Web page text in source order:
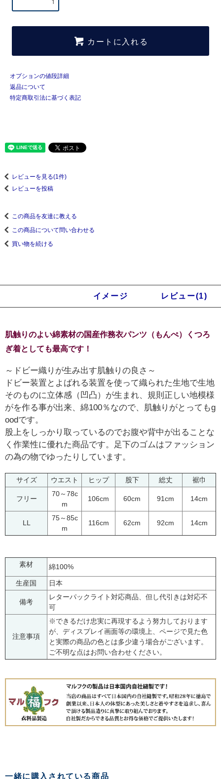
カートに入れる
オプションの値段詳細
返品について
特定商取引法に基づく表記
レビューを見る(1件)
レビューを投稿
この商品を友達に教える
この商品について問い合わせる
買い物を続ける
イメージ レビュー(1)
肌触りのよい綿素材の国産作務衣パンツ（もんぺ）くつろ
ぎ着としても最高です！
～ドビー織りが生み出す肌触りの良さ～
ドビー装置とよばれる装置を使って織られた生地で生地
そのものに立体感（凹凸）が生まれ、規則正しい地模様
がを作る事が出来、綿100％なので、肌触りがとってもg
oodです。
股上をしっかり取っているのでお腹や背中が出ることな
く作業性に優れた商品です。足下のゴムはファッション
の為の物でゆったりしています。
サイズ ウエスト ヒップ 股下 総丈 裾巾
フリー
70～78c
m
106cm 60cm 91cm 14cm
LL
75～85c
m
116cm 62cm 92cm 14cm
素材 綿100%
生産国 日本
備考
レターパックライト対応商品、但し代引きは対応不
可
注意事項
※できるだけ忠実に再現するよう努力しております
が、ディスプレイ画面等の環境上、ページで見た色
と実際の商品の色とは多少違う場合がございます。
ご不明な点はお問い合わせください。
一緒に購入されている商品